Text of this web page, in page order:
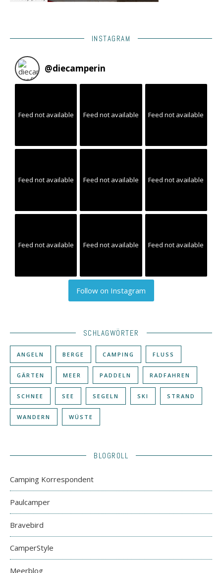
INSTAGRAM
@diecamperin
Feed not available Feed not available Feed not available
Feed not available Feed not available Feed not available
Feed not available Feed not available Feed not available
Follow on Instagram
SCHLAGWÖRTER
ANGELN BERGE CAMPING FLUSS
GÄRTEN MEER PADDELN RADFAHREN
SCHNEE SEE SEGELN SKI STRAND
WANDERN WÜSTE
BLOGROLL
Camping Korrespondent
Paulcamper
Bravebird
CamperStyle
Meerblog